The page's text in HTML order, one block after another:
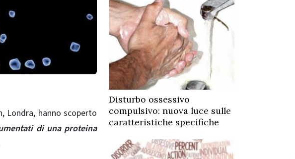
Londra, hanno scoperto
di una proteina
Disturbo ossessivo
compulsivo: nuova luce sulle
caratteristiche specifiche